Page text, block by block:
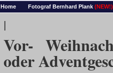
Home Fotograf Bernhard Plank (NEW!)
|
Vor-
oder